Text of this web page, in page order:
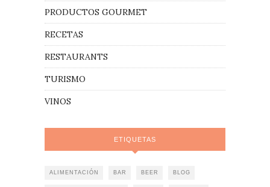
PRODUCTOS GOURMET
RECETAS
RESTAURANTS
TURISMO
VINOS
ETIQUETAS
ALIMENTACIÓN BAR BEER BLOG